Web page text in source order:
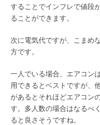
することでインフレで値段
ることができます。
次に電気代ですが、こまめ
方です。
一人でいる場合、エアコン
用できるとベストですが、
があるとそれほどエアコン
す。多人数の場合はなるべ
ると良さそうですね。